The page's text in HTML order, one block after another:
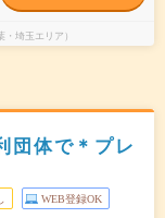
埼玉エリア）
団体で＊プレ
WEB登録OK